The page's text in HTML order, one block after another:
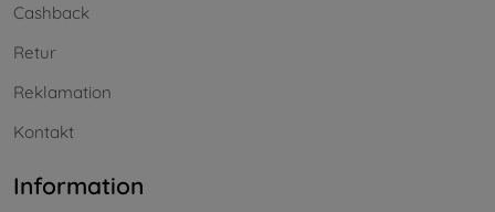
Cashback
Retur
Reklamation
Kontakt
Information